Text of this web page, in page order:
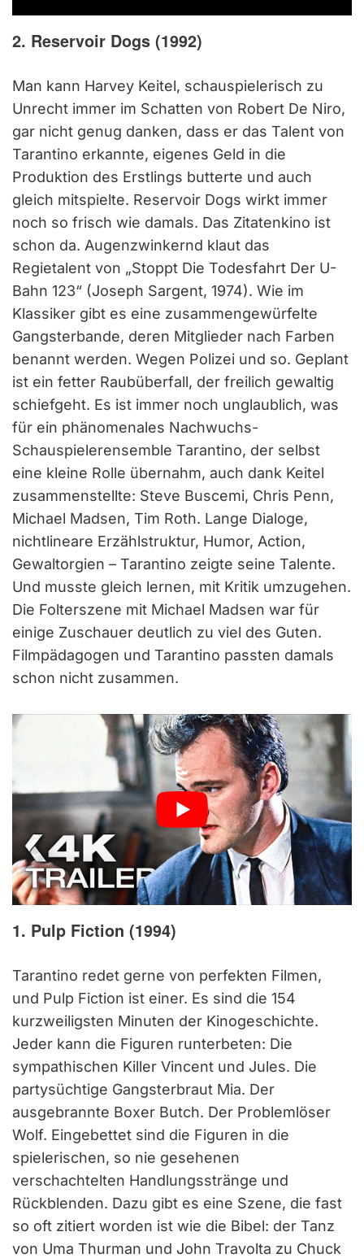
2. Reservoir Dogs (1992)
Man kann Harvey Keitel, schauspielerisch zu
Unrecht immer im Schatten von Robert De Niro,
gar nicht genug danken, dass er das Talent von
Tarantino erkannte, eigenes Geld in die
Produktion des Erstlings butterte und auch
gleich mitspielte. Reservoir Dogs wirkt immer
noch so frisch wie damals. Das Zitatenkino ist
schon da. Augenzwinkernd klaut das
Regietalent von „Stoppt Die Todesfahrt Der U-
Bahn 123“ (Joseph Sargent, 1974). Wie im
Klassiker gibt es eine zusammengewürfelte
Gangsterbande, deren Mitglieder nach Farben
benannt werden. Wegen Polizei und so. Geplant
ist ein fetter Raubüberfall, der freilich gewaltig
schiefgeht. Es ist immer noch unglaublich, was
für ein phänomenales Nachwuchs-
Schauspielerensemble Tarantino, der selbst
eine kleine Rolle übernahm, auch dank Keitel
zusammenstellte: Steve Buscemi, Chris Penn,
Michael Madsen, Tim Roth. Lange Dialoge,
nichtlineare Erzählstruktur, Humor, Action,
Gewaltorgien – Tarantino zeigte seine Talente.
Und musste gleich lernen, mit Kritik umzugehen.
Die Folterszene mit Michael Madsen war für
einige Zuschauer deutlich zu viel des Guten.
Filmpädagogen und Tarantino passten damals
schon nicht zusammen.
1. Pulp Fiction (1994)
Tarantino redet gerne von perfekten Filmen,
und Pulp Fiction ist einer. Es sind die 154
kurzweiligsten Minuten der Kinogeschichte.
Jeder kann die Figuren runterbeten: Die
sympathischen Killer Vincent und Jules. Die
partysüchtige Gangsterbraut Mia. Der
ausgebrannte Boxer Butch. Der Problemlöser
Wolf. Eingebettet sind die Figuren in die
spielerischen, so nie gesehenen
verschachtelten Handlungsstränge und
Rückblenden. Dazu gibt es eine Szene, die fast
so oft zitiert worden ist wie die Bibel: der Tanz
von Uma Thurman und John Travolta zu Chuck